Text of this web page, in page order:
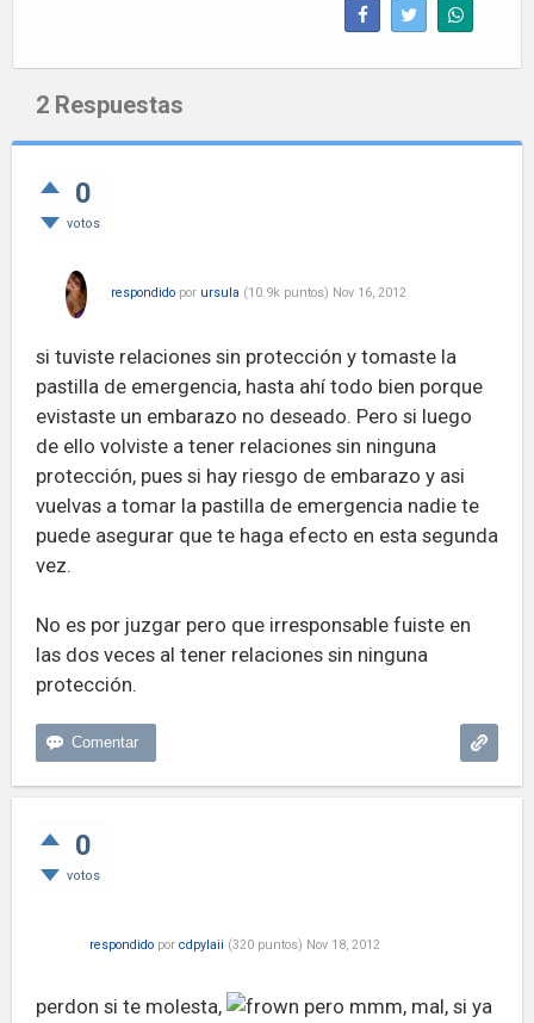
2 Respuestas
0
votos
respondido por ursula (10.9k puntos) Nov 16, 2012
si tuviste relaciones sin protección y tomaste la
pastilla de emergencia, hasta ahí todo bien porque
evistaste un embarazo no deseado. Pero si luego
de ello volviste a tener relaciones sin ninguna
protección, pues si hay riesgo de embarazo y asi
vuelvas a tomar la pastilla de emergencia nadie te
puede asegurar que te haga efecto en esta segunda
vez.
No es por juzgar pero que irresponsable fuiste en
las dos veces al tener relaciones sin ninguna
protección.
0
votos
respondido por cdpylaii (320 puntos) Nov 18, 2012
perdon si te molesta,
pero mmm, mal, si ya